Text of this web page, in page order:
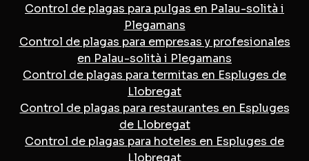
Control de plagas para pulgas en Palau-solità i
Plegamans
Control de plagas para empresas y profesionales
en Palau-solità i Plegamans
Control de plagas para termitas en Espluges de
Llobregat
Control de plagas para restaurantes en Espluges
de Llobregat
Control de plagas para hoteles en Espluges de
Llobregat